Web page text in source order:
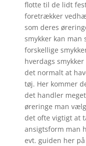
flotte til de lidt
foretrækker
som deres
smykker kan man
forskellige
hverdags
det normalt at
tøj. Her kommer
det handler
øreringe man
det ofte vigtigt at
ansigtsform man
evt. guiden her